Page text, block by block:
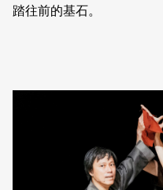
踏往前的基石。